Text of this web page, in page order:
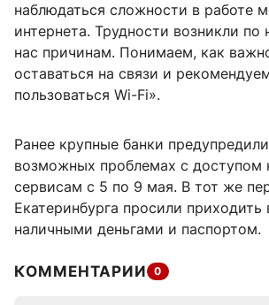
наблюдаться сложности в работе
интернета. Трудности возникли
нас причинам. Понимаем, как
оставаться на связи и
пользоваться Wi-Fi».
Ранее крупные банки
возможных проблемах с доступом
сервисам с 5 по 9 мая. В тот же
Екатеринбурга просили приходить
наличными деньгами и паспортом.
КОММЕНТАРИИ 0